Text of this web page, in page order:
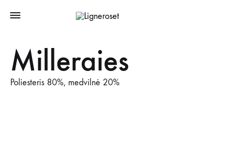
Milleraies
Poliesteris 80%, medvilnė 20%